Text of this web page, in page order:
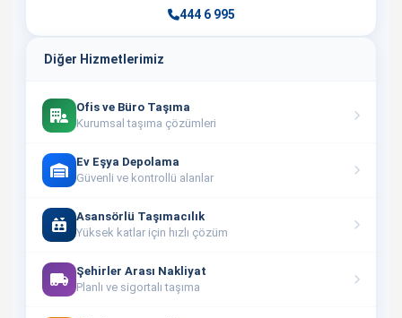
444 6 995
Diğer Hizmetlerimiz
Ofis ve Büro Taşıma
Kurumsal taşıma çözümleri
Ev Eşya Depolama
Güvenli ve kontrollü alanlar
Asansörlü Taşımacılık
Yüksek katlar için hızlı çözüm
Şehirler Arası Nakliyat
Planlı ve sigortalı taşıma